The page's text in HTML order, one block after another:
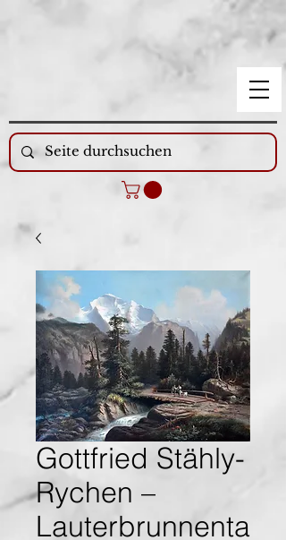
Gottfried Stähly-
Rychen –
Lauterbrunnenta